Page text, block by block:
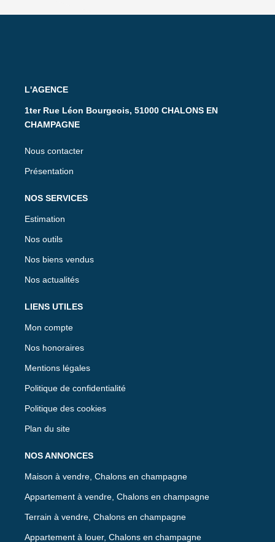
L'AGENCE
1ter Rue Léon Bourgeois, 51000 CHALONS EN
CHAMPAGNE
Nous contacter
Présentation
NOS SERVICES
Estimation
Nos outils
Nos biens vendus
Nos actualités
LIENS UTILES
Mon compte
Nos honoraires
Mentions légales
Politique de confidentialité
Politique des cookies
Plan du site
NOS ANNONCES
Maison à vendre, Chalons en champagne
Appartement à vendre, Chalons en champagne
Terrain à vendre, Chalons en champagne
Appartement à louer, Chalons en champagne